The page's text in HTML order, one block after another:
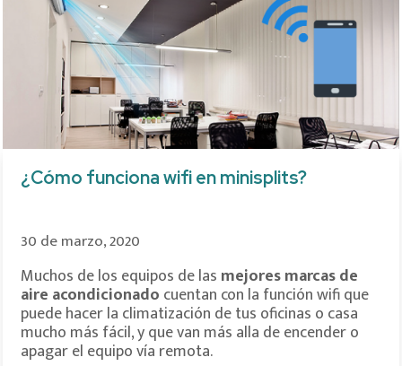
¿Cómo funciona wifi en minisplits?
30 de marzo, 2020
Muchos de los equipos de las mejores marcas de
aire acondicionado cuentan con la función wifi que
puede hacer la climatización de tus oficinas o casa
mucho más fácil, y que van más alla de encender o
apagar el equipo vía remota.